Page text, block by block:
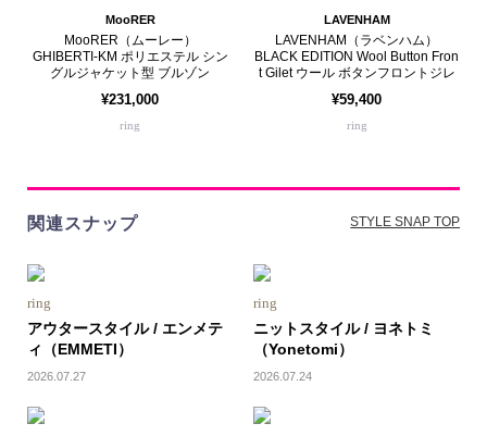
MooRER
MooRER（ムーレー）
GHIBERTI-KM ポリエステル シン
グルジャケット型 ブルゾン
¥231,000
ring
LAVENHAM
LAVENHAM（ラベンハム）
BLACK EDITION Wool Button Fron
t Gilet ウール ボタンフロントジレ
¥59,400
ring
関連スナップ STYLE SNAP TOP
ring
アウタースタイル / エンメテ
ィ（EMMETI）
2026.07.27
ring
ニットスタイル / ヨネトミ
（Yonetomi）
2026.07.24